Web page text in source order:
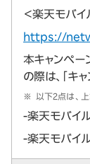
＜楽天モバ
https://
本キャンペー
の際は、「キ
※ 以下2点は、
-楽天モバイ
-楽天モバイ